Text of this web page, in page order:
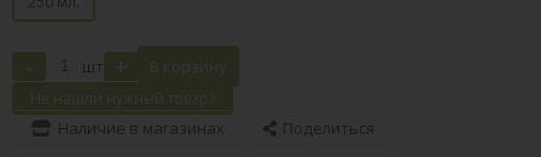
- шт + В корзину
Не нашли нужный товар?
Наличие в магазинах Поделиться